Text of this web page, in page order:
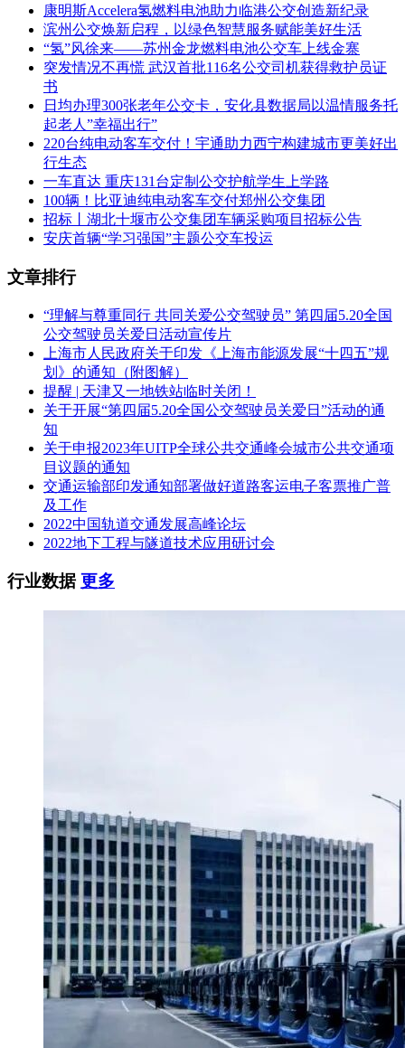
康明斯Accelera氢燃料电池助力临港公交创造新纪录
滨州公交焕新启程，以绿色智慧服务赋能美好生活
“氢”风徐来——苏州金龙燃料电池公交车上线金寨
突发情况不再慌 武汉首批116名公交司机获得救护员证
书
日均办理300张老年公交卡，安化县数据局以温情服务托
起老人”幸福出行”
220台纯电动客车交付！宇通助力西宁构建城市更美好出
行生态
一车直达 重庆131台定制公交护航学生上学路
100辆！比亚迪纯电动客车交付郑州公交集团
招标丨湖北十堰市公交集团车辆采购项目招标公告
安庆首辆“学习强国”主题公交车投运
文章排行
“理解与尊重同行 共同关爱公交驾驶员” 第四届5.20全国
公交驾驶员关爱日活动宣传片
上海市人民政府关于印发《上海市能源发展“十四五”规
划》的通知（附图解）
提醒 | 天津又一地铁站临时关闭！
关于开展“第四届5.20全国公交驾驶员关爱日”活动的通
知
关于申报2023年UITP全球公共交通峰会城市公共交通项
目议题的通知
交通运输部印发通知部署做好道路客运电子客票推广普
及工作
2022中国轨道交通发展高峰论坛
2022地下工程与隧道技术应用研讨会
行业数据更多